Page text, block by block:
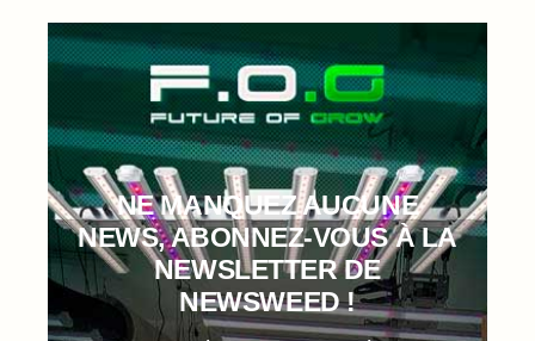
NE MANQUEZ AUCUNE
NEWS, ABONNEZ-VOUS À LA
NEWSLETTER DE
NEWSWEED !